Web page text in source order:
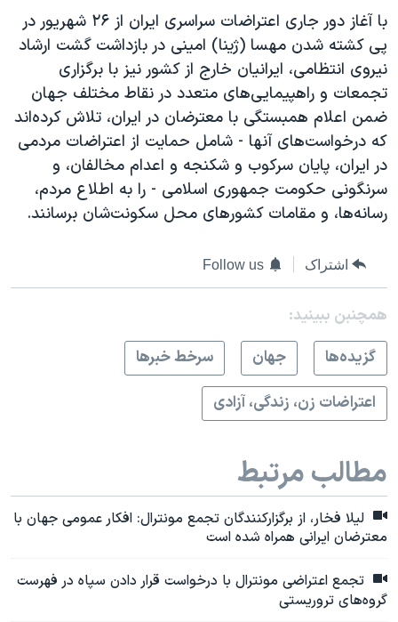
با آغاز دور جاری اعتراضات سراسری ایران از ۲۶ شهریور در
پی کشته شدن مهسا (ژینا) امینی در بازداشت گشت ارشاد
نیروی انتظامی، ایرانیان خارج از کشور نیز با برگزاری
تجمعات و راهپیمایی‌های متعدد در نقاط مختلف جهان
ضمن اعلام همبستگی با معترضان در ایران، تلاش کرده‌اند
که درخواست‌های آنها - شامل حمایت از اعتراضات مردمی
در ایران، پایان سرکوب و شکنجه و اعدام مخالفان، و
سرنگونی حکومت جمهوری اسلامی - را به اطلاع مردم،
رسانه‌ها، و مقامات کشورهای‌ محل سکونت‌شان برسانند.
اشتراک Follow us
همچنبن ببینید:
گزيده‌ها
جهان
سرخط خبرها
اعتراضات زن، زندگی، آزادی
مطالب مرتبط
لیلا فخار، از برگزارکنندگان تجمع مونترال: افکار عمومی جهان با
معترضان ایرانی همراه شده است
تجمع اعتراضی مونترال با درخواست قرار دادن سپاه در فهرست
گروه‌های تروریستی